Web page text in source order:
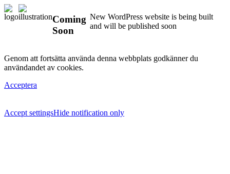
Coming
Soon
New WordPress website is being built
and will be published soon
Genom att fortsätta använda denna webbplats godkänner du
användandet av cookies.
Acceptera
Accept settingsHide notification only